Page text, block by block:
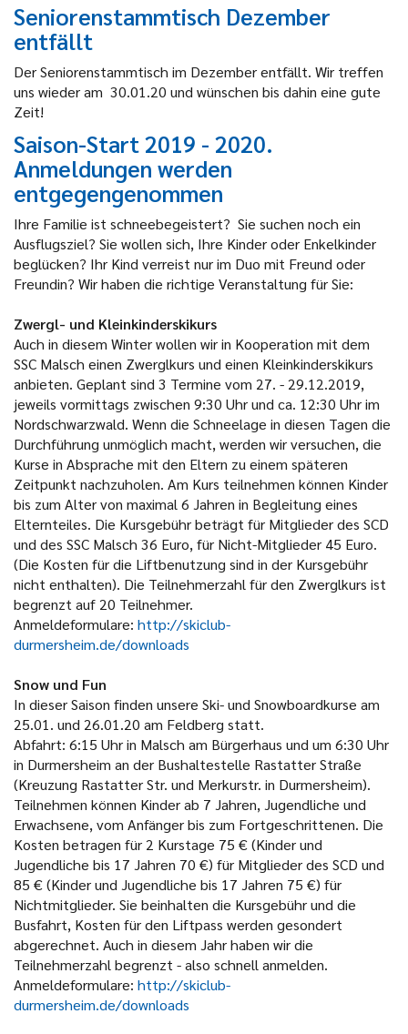
Seniorenstammtisch Dezember
entfällt
Der Seniorenstammtisch im Dezember entfällt. Wir treffen
uns wieder am 30.01.20 und wünschen bis dahin eine gute
Zeit!
Saison-Start 2019 - 2020.
Anmeldungen werden
entgegengenommen
Ihre Familie ist schneebegeistert? Sie suchen noch ein
Ausflugsziel? Sie wollen sich, Ihre Kinder oder Enkelkinder
beglücken? Ihr Kind verreist nur im Duo mit Freund oder
Freundin? Wir haben die richtige Veranstaltung für Sie:
Zwergl- und Kleinkinderskikurs
Auch in diesem Winter wollen wir in Kooperation mit dem
SSC Malsch einen Zwerglkurs und einen Kleinkinderskikurs
anbieten. Geplant sind 3 Termine vom 27. - 29.12.2019,
jeweils vormittags zwischen 9:30 Uhr und ca. 12:30 Uhr im
Nordschwarzwald. Wenn die Schneelage in diesen Tagen die
Durchführung unmöglich macht, werden wir versuchen, die
Kurse in Absprache mit den Eltern zu einem späteren
Zeitpunkt nachzuholen. Am Kurs teilnehmen können Kinder
bis zum Alter von maximal 6 Jahren in Begleitung eines
Elternteiles. Die Kursgebühr beträgt für Mitglieder des SCD
und des SSC Malsch 36 Euro, für Nicht-Mitglieder 45 Euro.
(Die Kosten für die Liftbenutzung sind in der Kursgebühr
nicht enthalten). Die Teilnehmerzahl für den Zwerglkurs ist
begrenzt auf 20 Teilnehmer.
Anmeldeformulare: http://skiclub-
durmersheim.de/downloads
Snow und Fun
In dieser Saison finden unsere Ski- und Snowboardkurse am
25.01. und 26.01.20 am Feldberg statt.
Abfahrt: 6:15 Uhr in Malsch am Bürgerhaus und um 6:30 Uhr
in Durmersheim an der Bushaltestelle Rastatter Straße
(Kreuzung Rastatter Str. und Merkurstr. in Durmersheim).
Teilnehmen können Kinder ab 7 Jahren, Jugendliche und
Erwachsene, vom Anfänger bis zum Fortgeschrittenen. Die
Kosten betragen für 2 Kurstage 75 € (Kinder und
Jugendliche bis 17 Jahren 70 €) für Mitglieder des SCD und
85 € (Kinder und Jugendliche bis 17 Jahren 75 €) für
Nichtmitglieder. Sie beinhalten die Kursgebühr und die
Busfahrt, Kosten für den Liftpass werden gesondert
abgerechnet. Auch in diesem Jahr haben wir die
Teilnehmerzahl begrenzt - also schnell anmelden.
Anmeldeformulare: http://skiclub-
durmersheim.de/downloads